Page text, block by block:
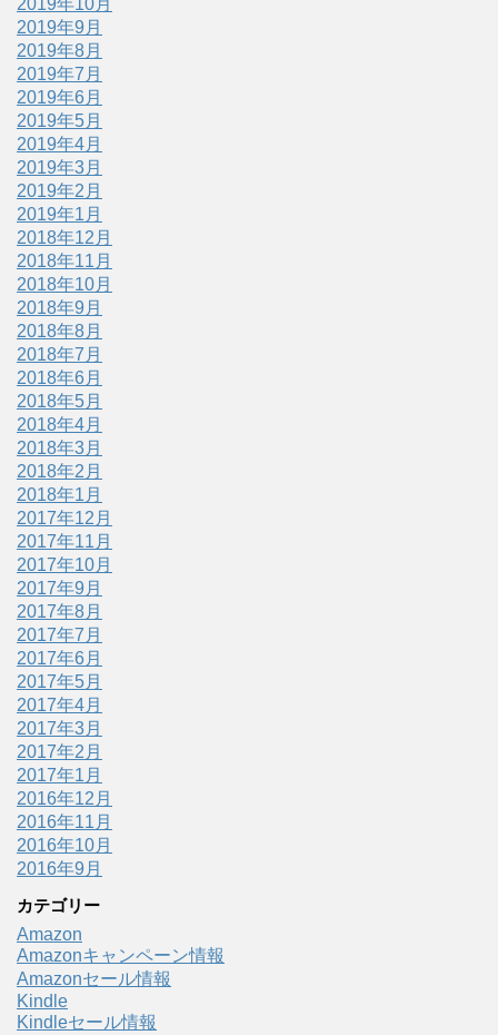
2019年10月
2019年9月
2019年8月
2019年7月
2019年6月
2019年5月
2019年4月
2019年3月
2019年2月
2019年1月
2018年12月
2018年11月
2018年10月
2018年9月
2018年8月
2018年7月
2018年6月
2018年5月
2018年4月
2018年3月
2018年2月
2018年1月
2017年12月
2017年11月
2017年10月
2017年9月
2017年8月
2017年7月
2017年6月
2017年5月
2017年4月
2017年3月
2017年2月
2017年1月
2016年12月
2016年11月
2016年10月
2016年9月
カテゴリー
Amazon
Amazonキャンペーン情報
Amazonセール情報
Kindle
Kindleセール情報